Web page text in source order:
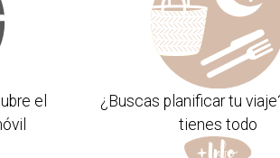
el
¿Buscas planificar tu
tienes todo